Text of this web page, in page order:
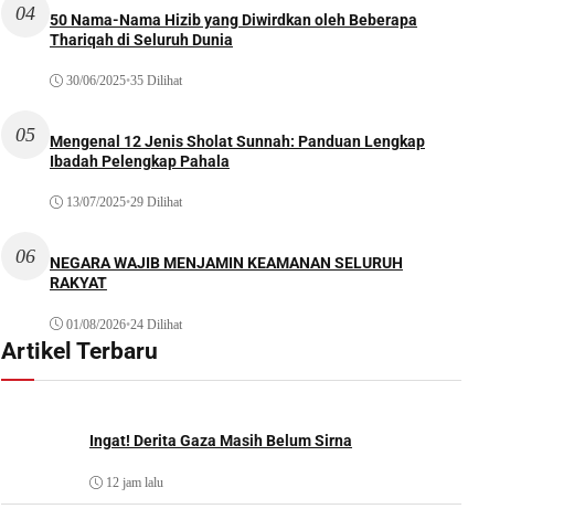
04
50 Nama-Nama Hizib yang Diwirdkan oleh Beberapa
Thariqah di Seluruh Dunia
30/06/2025•35 Dilihat
05
Mengenal 12 Jenis Sholat Sunnah: Panduan Lengkap
Ibadah Pelengkap Pahala
13/07/2025•29 Dilihat
06
NEGARA WAJIB MENJAMIN KEAMANAN SELURUH
RAKYAT
01/08/2026•24 Dilihat
Artikel Terbaru
Ingat! Derita Gaza Masih Belum Sirna
12 jam lalu